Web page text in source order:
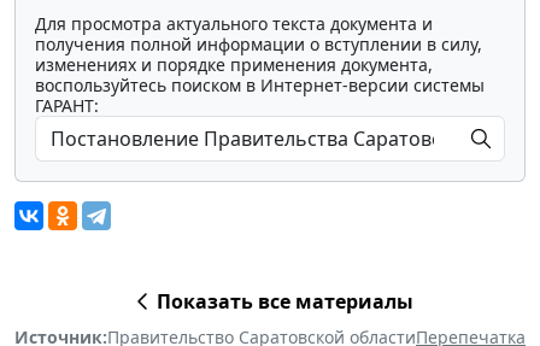
Для просмотра актуального текста документа и
получения полной информации о вступлении в силу,
изменениях и порядке применения документа,
воспользуйтесь поиском в Интернет-версии системы
ГАРАНТ:
Показать все материалы
Источник:Правительство Саратовской областиПерепечатка